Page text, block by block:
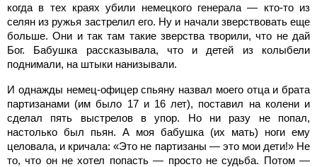
когда в тех краях убили немецкого генерала — кто-то из
селян из ружья застрелил его. Ну и начали зверствовать еще
больше. Они и так там такие зверства творили, что не дай
Бог. Бабушка рассказывала, что и детей из колыбели
поднимали, на штыки нанизывали.
И однажды немец-офицер спьяну назвал моего отца и брата
партизанами (им было 17 и 16 лет), поставил на колени и
сделал пять выстрелов в упор. Но ни разу не попал,
настолько был пьян. А моя бабушка (их мать) ноги ему
целовала, и кричала: «Это не партизаны — это мои дети!» Не
то, что он не хотел попасть — просто не судьба. Потом —